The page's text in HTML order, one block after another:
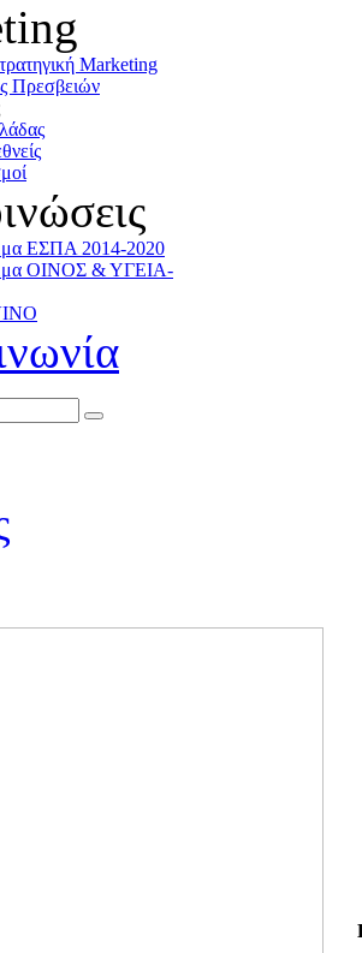
Marketing
Πρεσβειών
ΕΣΠΑ 2014-2020
ΟΙΝΟΣ & ΥΓΕΙΑ-